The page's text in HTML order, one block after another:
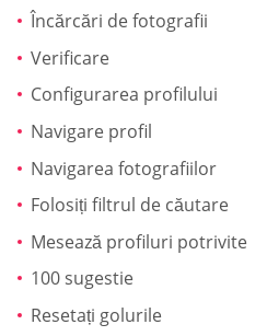
Încărcări de fotografii
Verificare
Configurarea profilului
Navigare profil
Navigarea fotografiilor
Folosiți filtrul de căutare
Mesează profiluri potrivite
100 sugestie
Resetați golurile